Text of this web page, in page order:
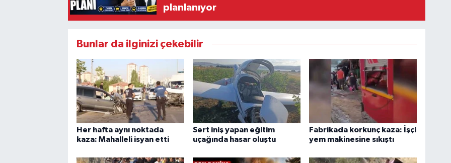
planlanıyor
Bunlar da ilginizi çekebilir
Her hafta aynı noktada
kaza: Mahalleli isyan etti
Sert iniş yapan eğitim
uçağında hasar oluştu
Fabrikada korkunç kaza: İşçi
yem makinesine sıkıştı